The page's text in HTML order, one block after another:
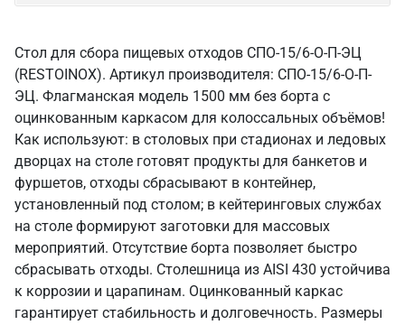
Стол для сбора пищевых отходов СПО-15/6-О-П-ЭЦ
(RESTOINOX). Артикул производителя: СПО-15/6-О-П-
ЭЦ. Флагманская модель 1500 мм без борта с
оцинкованным каркасом для колоссальных объёмов!
Как используют: в столовых при стадионах и ледовых
дворцах на столе готовят продукты для банкетов и
фуршетов, отходы сбрасывают в контейнер,
установленный под столом; в кейтеринговых службах
на столе формируют заготовки для массовых
мероприятий. Отсутствие борта позволяет быстро
сбрасывать отходы. Столешница из AISI 430 устойчива
к коррозии и царапинам. Оцинкованный каркас
гарантирует стабильность и долговечность. Размеры